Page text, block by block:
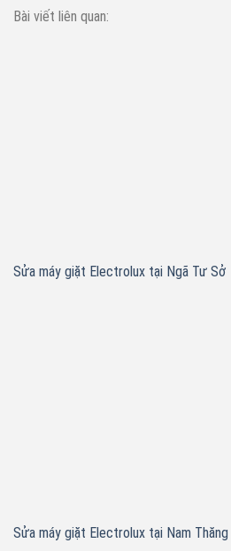
Bài viết liên quan:
Sửa máy giặt Electrolux tại Ngã Tư Sở
Sửa máy giặt Electrolux tại Nam Thăng